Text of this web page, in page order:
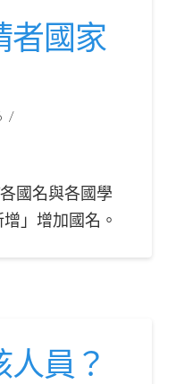
者國家
國名與各國學
」增加國名。
員？